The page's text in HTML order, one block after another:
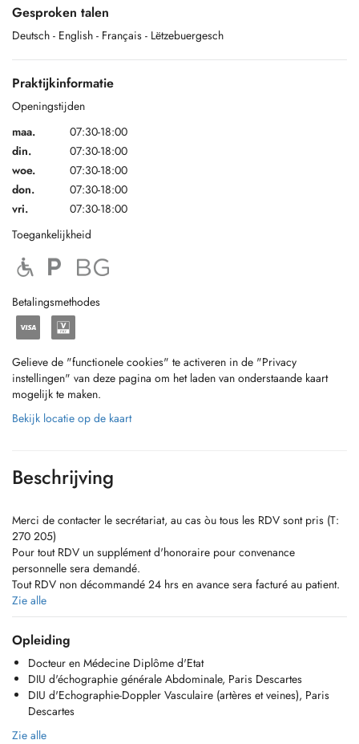
Gesproken talen
Deutsch - English - Français - Lëtzebuergesch
Praktijkinformatie
Openingstijden
maa.
07:30-18:00
din.
07:30-18:00
woe.
07:30-18:00
don.
07:30-18:00
vri.
07:30-18:00
Toegankelijkheid
Betalingsmethodes
Gelieve de "functionele cookies" te activeren in de "Privacy
instellingen" van deze pagina om het laden van onderstaande kaart
mogelijk te maken.
Bekijk locatie op de kaart
Beschrijving
Merci de contacter le secrétariat, au cas òu tous les RDV sont pris (T:
270 205)
Pour tout RDV un supplément d'honoraire pour convenance
personnelle sera demandé.
Tout RDV non décommandé 24 hrs en avance sera facturé au patient.
Pour des raisons comptables, le paiement de la consultation doit se
faire le jour-même, par carte bancaire ou en espèces.
Pas d'échographie pour les enfants de moins de 12 ans.
DIPLOMES:
DIU d'Echographie générale Abdominale, Paris Descartes
DIU d'Echographie-Doppler Vasculaire (artères et veines), Paris
Descartes
DIU d'Echographie Thyroidienne, Paris Descartes
Zie alle
Opleiding
Docteur en Médecine Diplôme d'Etat
DIU d'échographie générale Abdominale, Paris Descartes
DIU d'Echographie-Doppler Vasculaire (artères et veines), Paris
Descartes
Zie alle